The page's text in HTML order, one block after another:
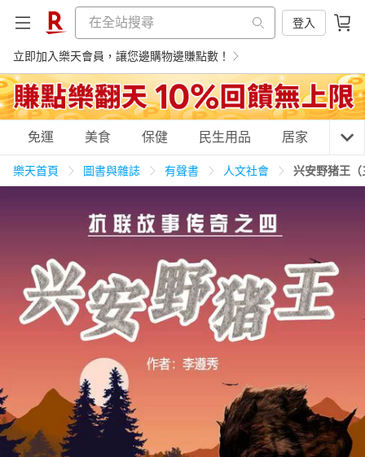
登入
立即加入樂天會員，讓您邊購物邊賺點數！
購物網分類
美食蛋糕 養生保健
居家生活 3C家電 運動休閒 親子玩具
男裝 化妝保養
日本購物 電子/紙本書
HOT
免運 美食 保健 民生用品 居家 3C
樂天首頁 圖書與雜誌 有聲書 人文社會 兴安野猪王